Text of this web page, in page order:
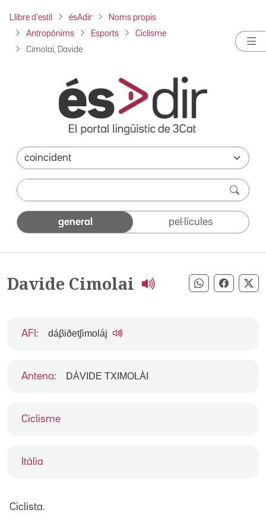
Llibre d'estil ésAdir Noms propis
Antropònims Esports Ciclisme
Cimolai, Davide
general pel·lícules
Davide Cimolai Compartir
Ciclisme
Itàlia
AFI : dáβiðetʃimoláj
Antena: DÀVIDE TXIMOLÀI
Ciclista.